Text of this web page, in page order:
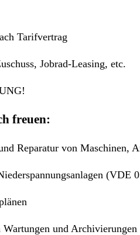
Tarifvertrag
Jobrad-Leasing, etc.
freuen:
Reparatur von Maschinen,
(VDE
und Archivierungen